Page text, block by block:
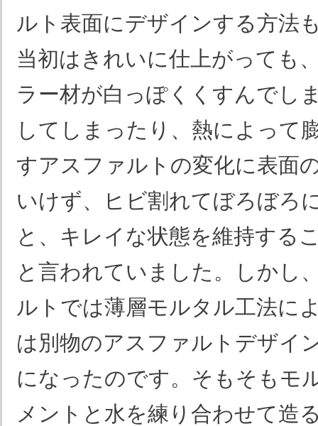
ルト表面にデザインする方法
当初はきれいに仕上がっても
ラー材が白っぽくくすんでし
してしまったり、熱によって
すアスファルトの変化に表面
いけず、ヒビ割れてぼろぼろ
と、キレイな状態を維持する
と言われていました。しかし
ルトでは薄層モルタル工法に
は別物のアスファルトデザイ
になったのです。そもそもモ
メントと水を練り合わせて造